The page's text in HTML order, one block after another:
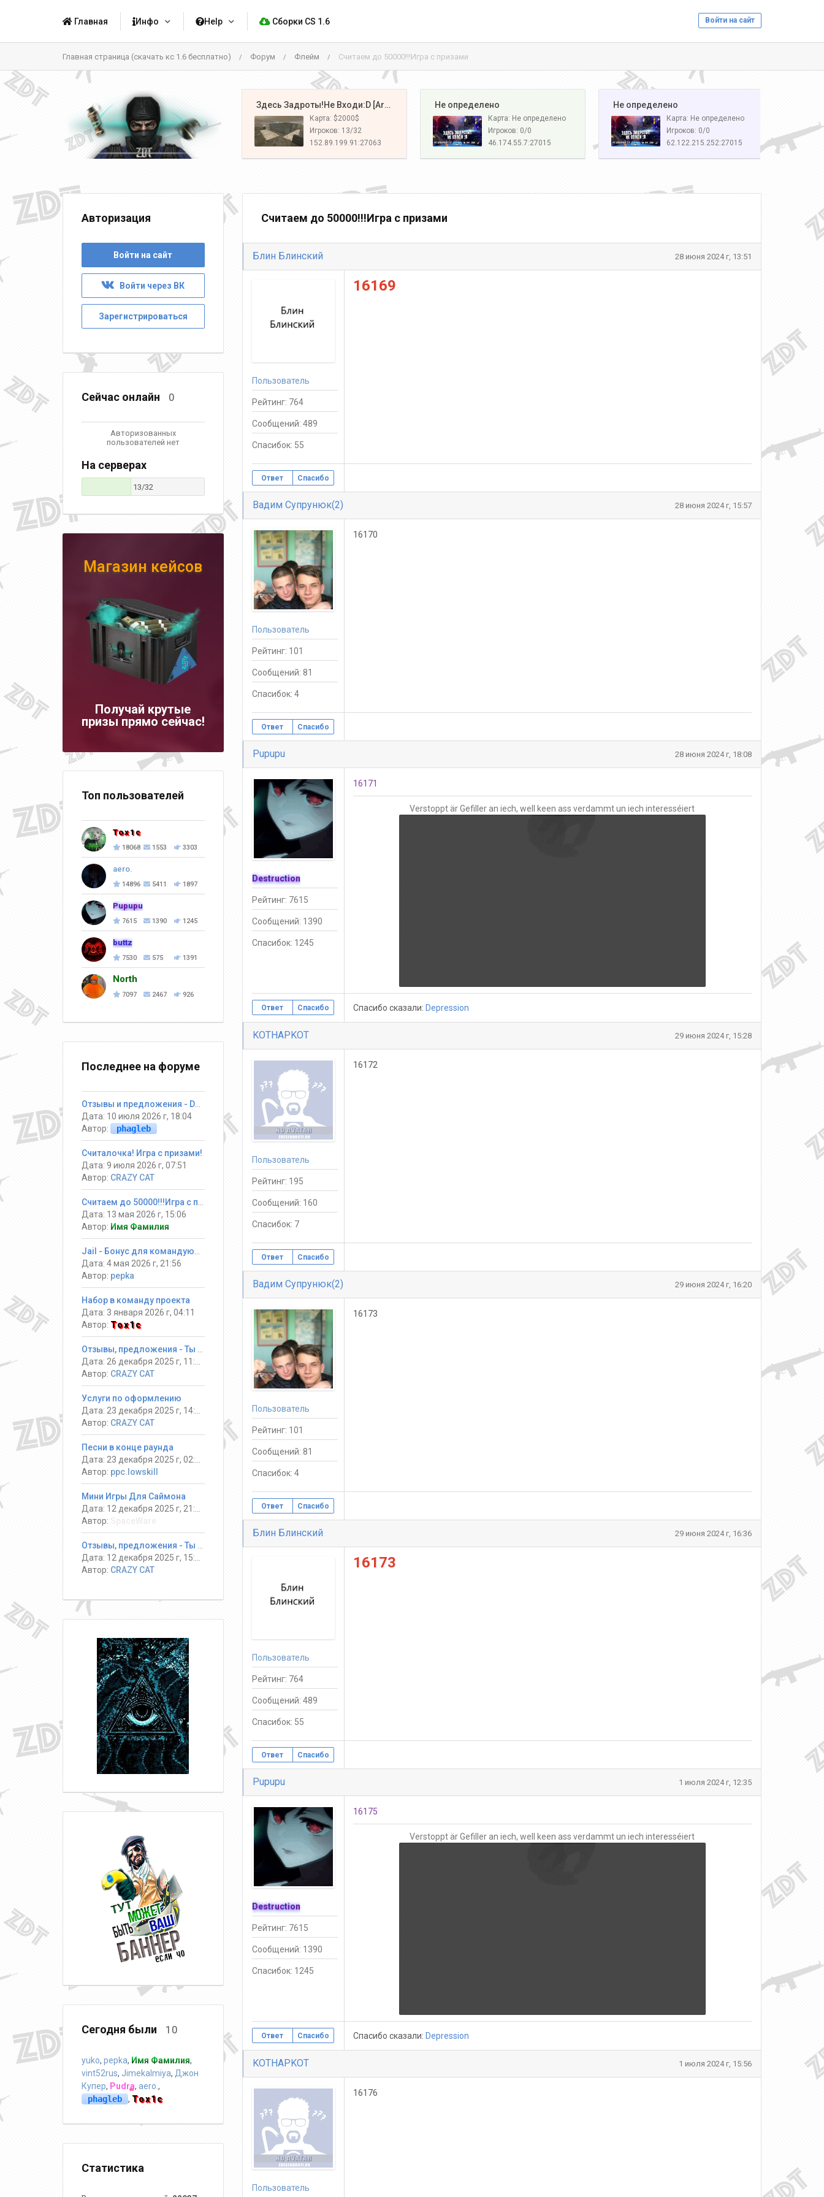
Войти на сайт
Главная Инфо Help Сборки CS 1.6
Главная страница (скачать кс 1.6 бесплатно) / Форум / Флейм / Считаем до 50000!!!Игра с призами
️ Здесь Задроты!Не Входи:D [Army#1]
Карта: $2000$
Игроков: 13/32
152.89.199.91:27063
️ Не определено
Карта: Не определено
Игроков: 0/0
46.174.55.7:27015
️ Не определено
Карта: Не определено
Игроков: 0/0
62.122.215.252:27015
Считаем до 50000!!!Игра с призами
Блин Блинский 28 июня 2024 г, 13:51
Пользователь
Рейтинг: 764
Сообщений: 489
Спасибок: 55
16169
Ответ Спасибо
Вадим Супрунюк(2) 28 июня 2024 г, 15:57
Пользователь
Рейтинг: 101
Сообщений: 81
Спасибок: 4
16170
Ответ Спасибо
Pupupu 28 июня 2024 г, 18:08
Destruction
Рейтинг: 7615
Сообщений: 1390
Спасибок: 1245
16171
Verstoppt är Gefiller an iech, well keen ass verdammt un iech interesséiert
Ответ Спасибо Спасибо сказали: Depression
KOTHAPKOT 29 июня 2024 г, 15:28
Пользователь
Рейтинг: 195
Сообщений: 160
Спасибок: 7
16172
Ответ Спасибо
Вадим Супрунюк(2) 29 июня 2024 г, 16:20
Пользователь
Рейтинг: 101
Сообщений: 81
Спасибок: 4
16173
Ответ Спасибо
Блин Блинский 29 июня 2024 г, 16:36
Пользователь
Рейтинг: 764
Сообщений: 489
Спасибок: 55
16173
Ответ Спасибо
Pupupu 1 июля 2024 г, 12:35
Destruction
Рейтинг: 7615
Сообщений: 1390
Спасибок: 1245
16175
Verstoppt är Gefiller an iech, well keen ass verdammt un iech interesséiert
Ответ Спасибо Спасибо сказали: Depression
KOTHAPKOT 1 июля 2024 г, 15:56
Пользователь
16176
Авторизация
Войти на сайт
Войти через ВК
Зарегистрироваться
Сейчас онлайн 0
Авторизованных
пользователей нет
На серверах
13/32
Магазин кейсов
Получай крутые
призы прямо сейчас!
Топ пользователей
Tox1c
18068 1553 3303
aero.
14896 5411 1897
Pupupu
7615 1390 1245
buttz
7530 575 1391
North
7097 2467 926
Последнее на форуме
Дата: 10 июля 2026 г, 18:04
Автор:
phagleb
Считалочка! Игра с призами!
Дата: 9 июля 2026 г, 07:51
Автор: CRAZY CAT
Дата: 13 мая 2026 г, 15:06
Автор: Имя Фамилия
Дата: 4 мая 2026 г, 21:56
Автор: pepka
Набор в команду проекта
Дата: 3 января 2026 г, 04:11
Автор: Tox1c
Автор: CRAZY CAT
Услуги по оформлению
Автор: CRAZY CAT
Песни в конце раунда
Автор: ppc.lowskill
Мини Игры Для Саймона
Автор:
Автор: CRAZY CAT
Сегодня были 10
yuko, pepka, Имя Фамилия,
vint52rus, Jimekalmiya, Джон
Купер, Pudra, aero. ,
phagleb
, Tox1c
Статистика